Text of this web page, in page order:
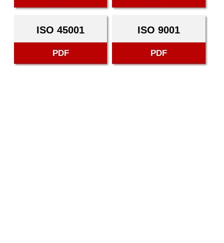
ISO 45001
PDF
ISO 9001
PDF